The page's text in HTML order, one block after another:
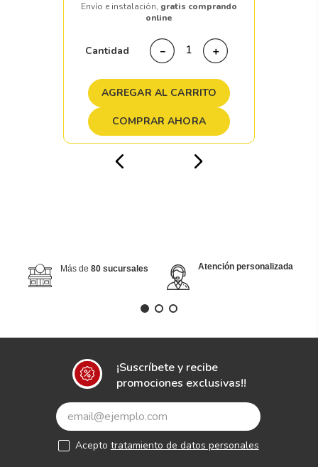
Envío e instalación, gratis comprando
online
Cantidad ＋
－
AGREGAR AL CARRITO
COMPRAR AHORA
Más de 80 sucursales Atención personalizada
¡Suscríbete y recibe
promociones exclusivas!!
Acepto tratamiento de datos personales